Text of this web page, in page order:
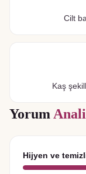
Cilt
Kaş
Yorum
Hijyen ve